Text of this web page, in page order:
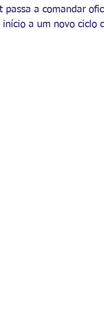
passa a comandar
a um novo ciclo